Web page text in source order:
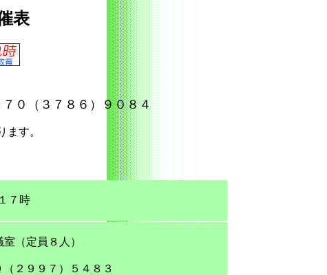
表
（３７８６）９０８４
す。
７時
（定員８人）
９９７）５４８３